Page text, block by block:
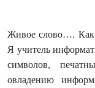
Живое слово…. Как
Я учитель
символов,
овладению